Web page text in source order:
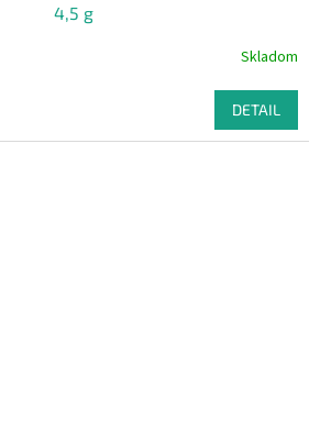
4,5 g
Skladom
DETAIL